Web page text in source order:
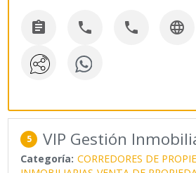
   
5 VIP Gestión
Categoría: CORREDORES DE